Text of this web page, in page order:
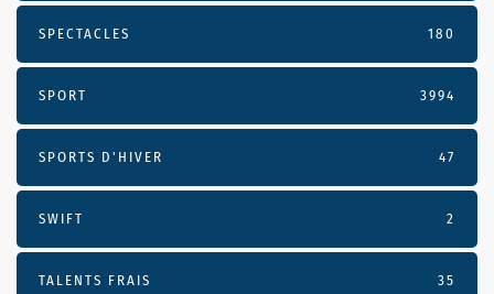
SPECTACLES 180
SPORT 3994
SPORTS D'HIVER 47
SWIFT 2
TALENTS FRAIS 35